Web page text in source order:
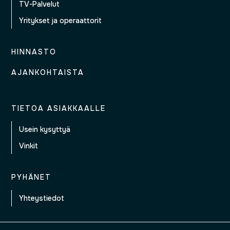
TV-Palvelut
Yritykset ja operaattorit
HINNASTO
AJANKOHTAISTA
TIETOA ASIAKKAALLE
Usein kysyttyä
Vinkit
PYHÄNET
Yhteystiedot